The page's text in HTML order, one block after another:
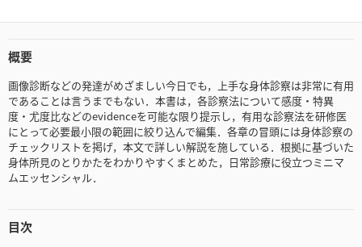
概要
画像診断などの発達がめざましい今日でも，上手な身体診察は非常に有用
であることは言うまでもない．本書は，各診察法について感度・特異
度・尤度比などのevidenceを可能な限り提示し，有用な診察法を研修医
にとって必要最小限の範囲に絞り込んで編集．各章の冒頭には身体診察の
チェックリストを掲げ，本文で詳しい解説を施している．根拠に基づいた
身体所見のとりかたをわかりやすくまとめた，日常診療に役立つミニマ
ムエッセンシャル．
目次